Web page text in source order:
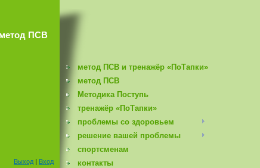
метод ПСВ
Выход | Вход
метод ПСВ и тренажёр «ПоТапки»
метод ПСВ
Методика Поступь
тренажёр «ПоТапки»
проблемы со здоровьем
решение вашей проблемы
спортсменам
контакты